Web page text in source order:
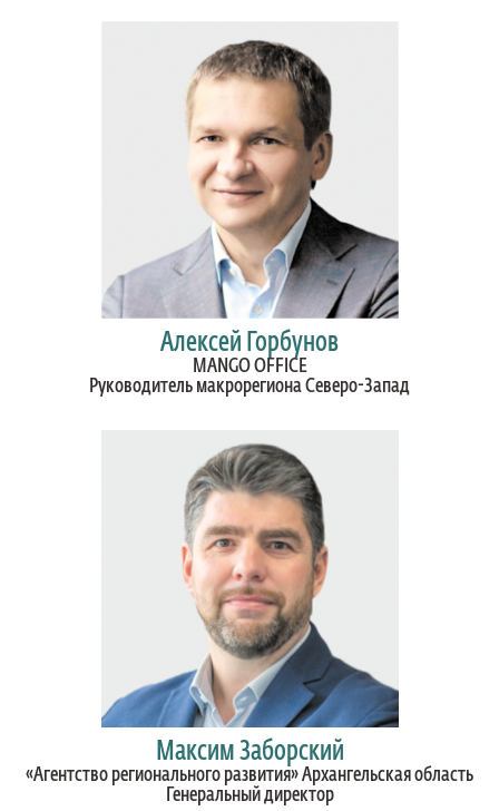
Алексей Горбунов
MANGO OFFICE
Руководитель макрорегиона Северо-Запад
Максим Заборский
«Агентство регионального развития» Архангельская область
Генеральный директор